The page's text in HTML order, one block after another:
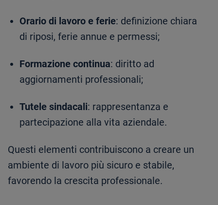
Orario di lavoro e ferie: definizione chiara
di riposi, ferie annue e permessi;
Formazione continua: diritto ad
aggiornamenti professionali;
Tutele sindacali: rappresentanza e
partecipazione alla vita aziendale.
Questi elementi contribuiscono a creare un
ambiente di lavoro più sicuro e stabile,
favorendo la crescita professionale.